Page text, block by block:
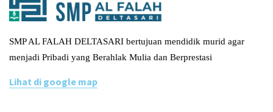
SMP AL FALAH DELTASARI bertujuan mendidik murid agar
menjadi Pribadi yang Berahlak Mulia dan Berprestasi
Lihat di google map